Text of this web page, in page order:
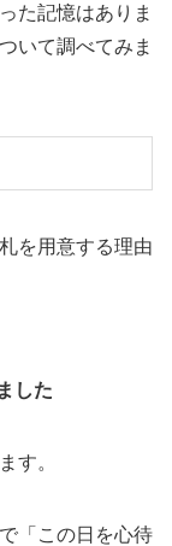
た記憶はありま
いて調べてみま
を用意する理由
した
す。
「この日を心待